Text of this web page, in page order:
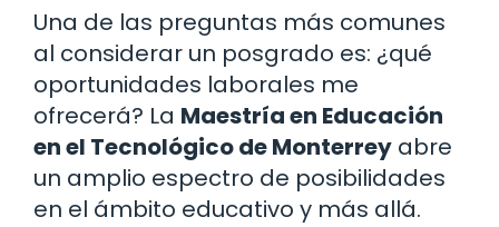
Una de las preguntas más comunes
al considerar un posgrado es: ¿qué
oportunidades laborales me
ofrecerá? La Maestría en Educación
en el Tecnológico de Monterrey abre
un amplio espectro de posibilidades
en el ámbito educativo y más allá.